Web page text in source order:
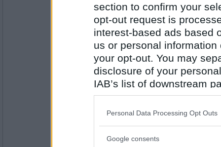
section to confirm your
opt-out request is
interest-based ads based
us or personal
your opt-out. You may
disclosure of your
IAB’s list of downstream
also be disclosed by us
Downstream Participants
Please note that this
Personal Data Processing Opt Outs
Google consents
Prärieklocka
Antal inlägg:
11487
Sommar
Bok eller läsplatta?
Kirgizistan
Antal inlägg:
Bok.